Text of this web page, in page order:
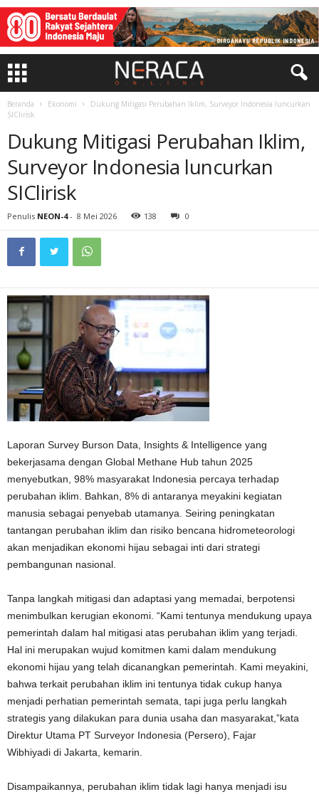
Beranda Ekonomi
Dukung Mitigasi Perubahan Iklim, Surveyor Indonesia luncurkan
SIClirisk
Dukung Mitigasi Perubahan Iklim,
Surveyor Indonesia luncurkan
SIClirisk
Penulis NEON-4- 8 Mei 2026 138 0
Laporan Survey Burson Data, Insights & Intelligence yang
bekerjasama dengan Global Methane Hub tahun 2025
menyebutkan, 98% masyarakat Indonesia percaya terhadap
perubahan iklim. Bahkan, 8% di antaranya meyakini kegiatan
manusia sebagai penyebab utamanya. Seiring peningkatan
tantangan perubahan iklim dan risiko bencana hidrometeorologi
akan menjadikan ekonomi hijau sebagai inti dari strategi
pembangunan nasional.
Tanpa langkah mitigasi dan adaptasi yang memadai, berpotensi
menimbulkan kerugian ekonomi. “Kami tentunya mendukung upaya
pemerintah dalam hal mitigasi atas perubahan iklim yang terjadi.
Hal ini merupakan wujud komitmen kami dalam mendukung
ekonomi hijau yang telah dicanangkan pemerintah. Kami meyakini,
bahwa terkait perubahan iklim ini tentunya tidak cukup hanya
menjadi perhatian pemerintah semata, tapi juga perlu langkah
strategis yang dilakukan para dunia usaha dan masyarakat,”kata
Direktur Utama PT Surveyor Indonesia (Persero), Fajar
Wibhiyadi di Jakarta, kemarin.
Disampaikannya, perubahan iklim tidak lagi hanya menjadi isu